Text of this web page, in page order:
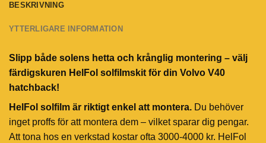
BESKRIVNING
YTTERLIGARE INFORMATION
Slipp både solens hetta och krånglig montering – välj
färdigskuren HelFol solfilmskit för din Volvo V40
hatchback!
HelFol solfilm är riktigt enkel att montera. Du behöver
inget proffs för att montera dem – vilket sparar dig pengar.
Att tona hos en verkstad kostar ofta 3000-4000 kr. HelFol